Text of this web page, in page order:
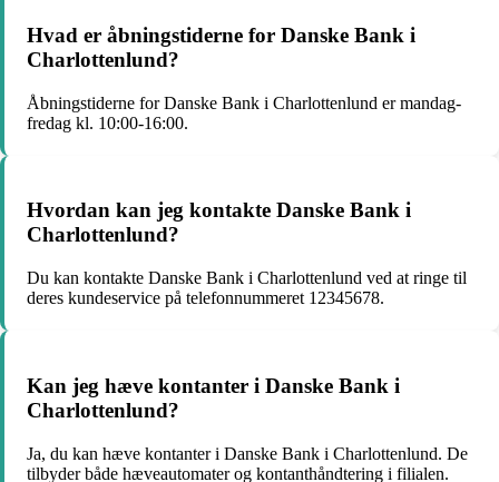
Hvad er åbningstiderne for Danske Bank i
Charlottenlund?
Åbningstiderne for Danske Bank i Charlottenlund er mandag-
fredag kl. 10:00-16:00.
Hvordan kan jeg kontakte Danske Bank i
Charlottenlund?
Du kan kontakte Danske Bank i Charlottenlund ved at ringe til
deres kundeservice på telefonnummeret 12345678.
Kan jeg hæve kontanter i Danske Bank i
Charlottenlund?
Ja, du kan hæve kontanter i Danske Bank i Charlottenlund. De
tilbyder både hæveautomater og kontanthåndtering i filialen.